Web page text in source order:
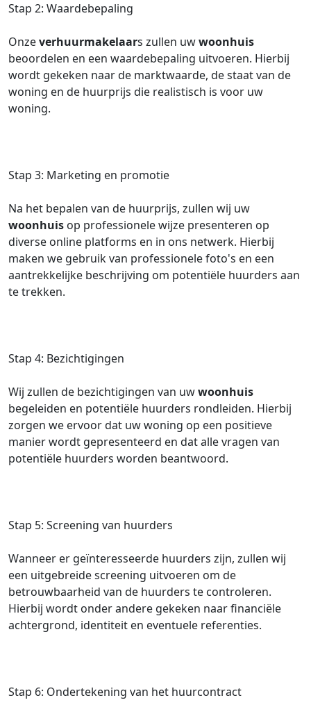
Stap 2: Waardebepaling
Onzeverhuurmakelaars zullen uwwoonhuis
beoordelen en een waardebepaling uitvoeren. Hierbij
wordt gekeken naar de marktwaarde, de staat van de
woning en de huurprijs die realistisch is voor uw
woning.
Stap 3: Marketing en promotie
Na het bepalen van de huurprijs, zullen wij uw
woonhuis op professionele wijze presenteren op
diverse online platforms en in ons netwerk. Hierbij
maken we gebruik van professionele foto's en een
aantrekkelijke beschrijving om potentiële huurders aan
te trekken.
Stap 4: Bezichtigingen
Wij zullen de bezichtigingen van uwwoonhuis
begeleiden en potentiële huurders rondleiden. Hierbij
zorgen we ervoor dat uw woning op een positieve
manier wordt gepresenteerd en dat alle vragen van
potentiële huurders worden beantwoord.
Stap 5: Screening van huurders
Wanneer er geïnteresseerde huurders zijn, zullen wij
een uitgebreide screening uitvoeren om de
betrouwbaarheid van de huurders te controleren.
Hierbij wordt onder andere gekeken naar financiële
achtergrond, identiteit en eventuele referenties.
Stap 6: Ondertekening van het huurcontract